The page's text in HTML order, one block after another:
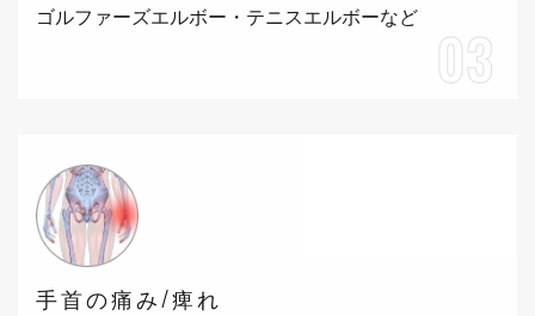
ゴルファーズエルボー・テニスエルボーなど
03
手首の痛み/痺れ